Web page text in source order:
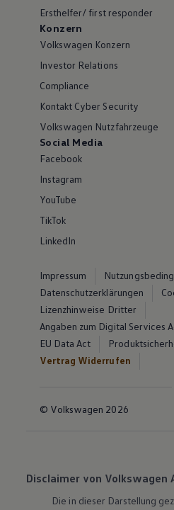
Ersthelfer/ first responder
Konzern
Volkswagen Konzern
Investor Relations
Compliance
Kontakt Cyber Security
Volkswagen Nutzfahrzeuge
Social Media
Facebook
Instagram
YouTube
TikTok
LinkedIn
Impressum
Datenschutzerklärungen
Lizenzhinweise Dritter
Angaben zum Digital Services
EU Data Act
Vertrag Widerrufen
© Volkswagen 2026
Disclaimer von Volkswagen
Die in dieser Darstellung